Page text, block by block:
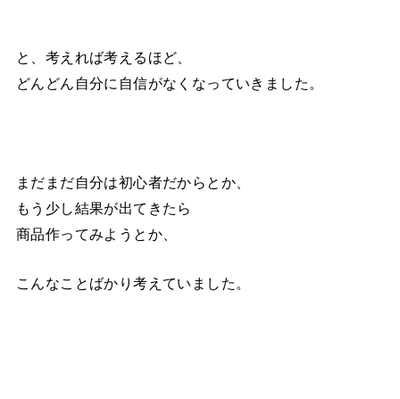
と、考えれば考えるほど、
どんどん自分に自信がなくなっていきました。
まだまだ自分は初心者だからとか、
もう少し結果が出てきたら
商品作ってみようとか、
こんなことばかり考えていました。